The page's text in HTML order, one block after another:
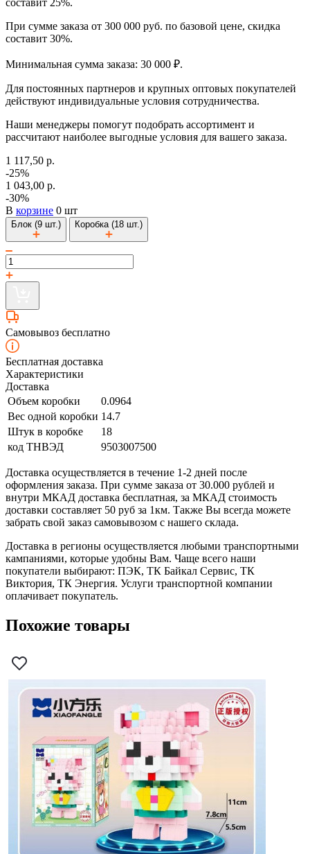
При сумме заказа от 300 000 руб. по базовой цене, скидка
составит 30%.
Минимальная сумма заказа: 30 000 ₽.
Для постоянных партнеров и крупных оптовых покупателей
действуют индивидуальные условия сотрудничества.
Наши менеджеры помогут подобрать ассортимент и
рассчитают наиболее выгодные условия для вашего заказа.
1 117,50 р.
-25%
1 043,00 р.
-30%
В корзине 0 шт
Блок (9 шт.) Коробка (18 шт.)
Самовывоз бесплатно
Бесплатная доставка
Характеристики
Доставка
Объем коробки
0.0964
Вес одной коробки 14.7
Штук в коробке
18
код ТНВЭД
9503007500
Доставка осуществляется в течение 1-2 дней после
оформления заказа. При сумме заказа от 30.000 рублей и
внутри МКАД доставка бесплатная, за МКАД стоимость
доставки составляет 50 руб за 1км. Также Вы всегда можете
забрать свой заказ самовывозом с нашего склада.
Доставка в регионы осуществляется любыми транспортными
кампаниями, которые удобны Вам. Чаще всего наши
покупатели выбирают: ПЭК, ТК Байкал Сервис, ТК
Виктория, ТК Энергия. Услуги транспортной компании
оплачивает покупатель.
Похожие товары